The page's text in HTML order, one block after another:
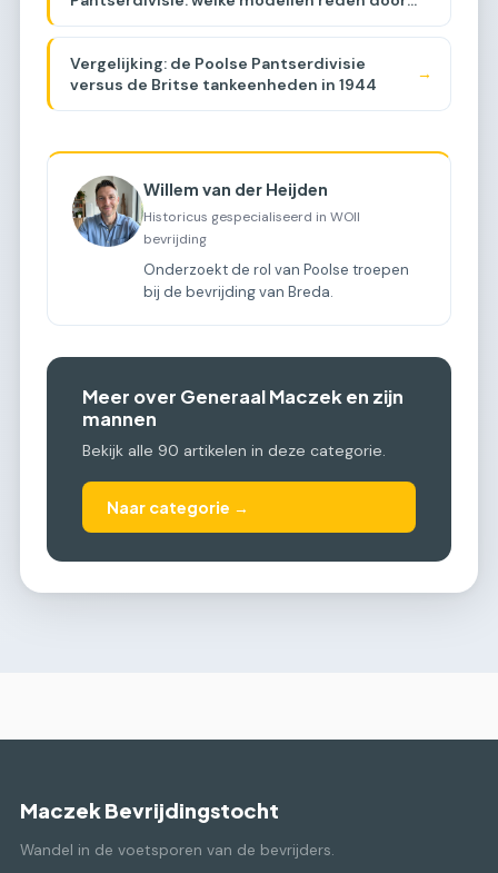
Brabant?
Vergelijking: de Poolse Pantserdivisie
versus de Britse tankeenheden in 1944
→
Willem van der Heijden
Historicus gespecialiseerd in WOII
bevrijding
Onderzoekt de rol van Poolse troepen
bij de bevrijding van Breda.
Meer over Generaal Maczek en zijn
mannen
Bekijk alle 90 artikelen in deze categorie.
Naar categorie →
Maczek Bevrijdingstocht
Wandel in de voetsporen van de bevrijders.